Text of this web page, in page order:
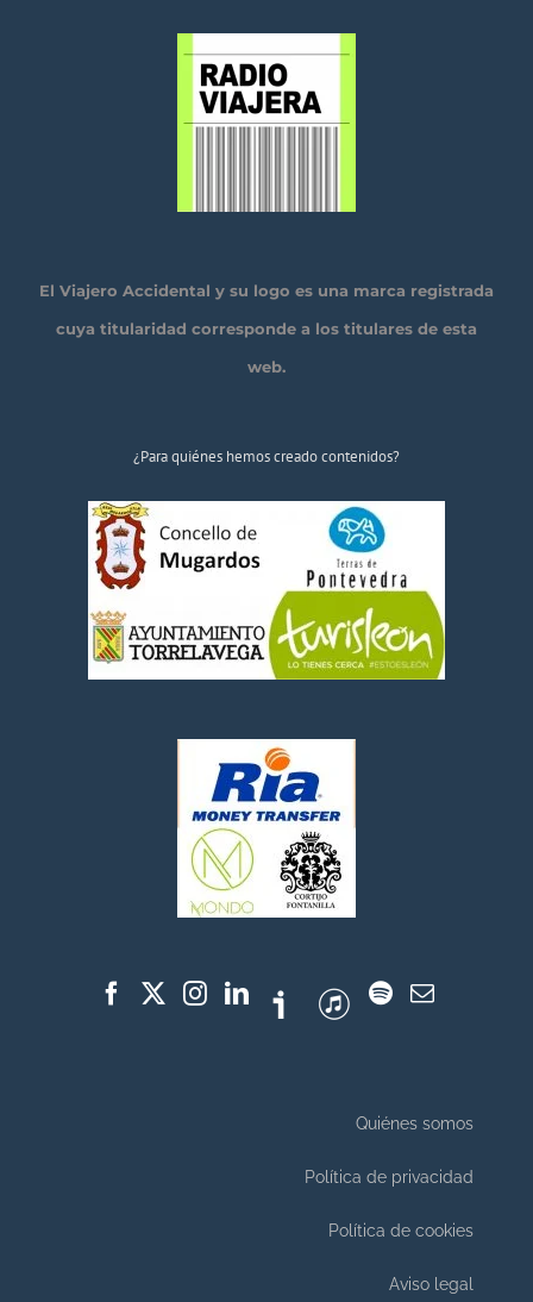
El Viajero Accidental y su logo es una marca registrada
cuya titularidad corresponde a los titulares de esta
web.
¿Para quiénes hemos creado contenidos?
Quiénes somos
Política de privacidad
Política de cookies
Aviso legal